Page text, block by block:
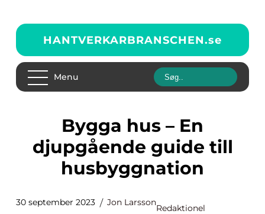
HANTVERKARBRANSCHEN.se
Menu
Bygga hus – En
djupgående guide till
husbyggnation
30 september 2023 Jon Larsson
Redaktionel